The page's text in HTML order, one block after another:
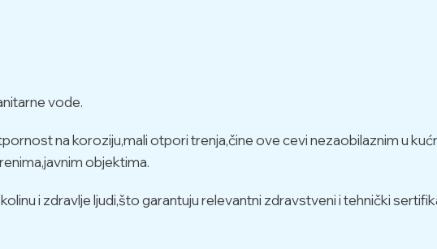
vode.
na koroziju,mali otpori trenja,čine ove cevi nezaobilaznim u
objektima.
i zdravlje ljudi,što garantuju relevantni zdravstveni i tehnički